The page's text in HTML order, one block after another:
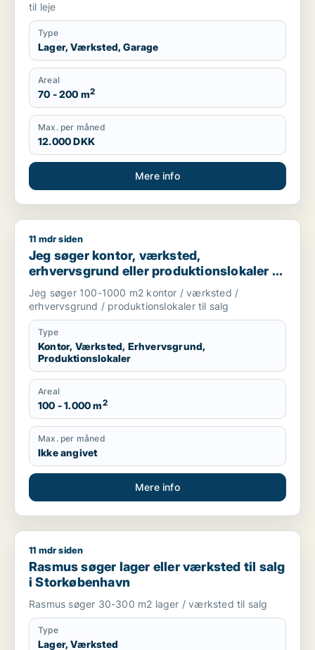
til leje
Type
Lager, Værksted, Garage
Areal
70 - 200 m2
Max. per måned
12.000 DKK
Mere info
Jeg søger kontor, værksted, erhvervsgrund eller
11 mdr siden
Jeg søger kontor, værksted,
erhvervsgrund eller produktionslokaler til
salg i Storkøbenhavn
Jeg søger 100-1000 m2 kontor / værksted /
erhvervsgrund / produktionslokaler til salg
Type
Kontor, Værksted, Erhvervsgrund,
Produktionslokaler
Areal
100 - 1.000 m2
Max. per måned
Ikke angivet
Mere info
Rasmus søger lager eller værksted til salg i Storkøbenhavn
11 mdr siden
Rasmus søger lager eller værksted til salg
i Storkøbenhavn
Rasmus søger 30-300 m2 lager / værksted til salg
Type
Lager, Værksted